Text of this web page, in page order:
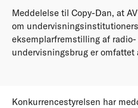
Meddelelse til Copy-Dan, at
om
eksemplarfremstilling af
undervisningsbrug er omfattet
Konkurrencestyrelsen har